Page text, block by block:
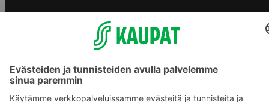
S-ryhmän palvelut
Asiakasomistajuus